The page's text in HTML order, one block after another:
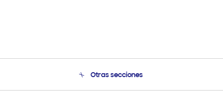
Otras secciones